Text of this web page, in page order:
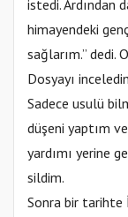
istedi. Ardından
himayendeki
sağlarım.” dedi.
Dosyayı
Sadece usulü
düşeni yaptım
yardımı yerine
sildim.
Sonra bir tarihte